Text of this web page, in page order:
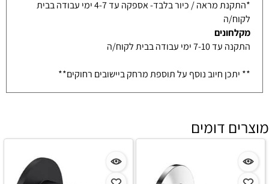
*התקנת מראה / כיור בלבד- אספקה עד 4-7 ימי עבודה בבית
לקוח/ה
מקלחונים
התקנה עד 7-10 ימי עבודה בבית לקוח/ה
** יתכן חיוב נוסף על תוספת מרחק ביישובים רחוקים**
מוצרים דומים